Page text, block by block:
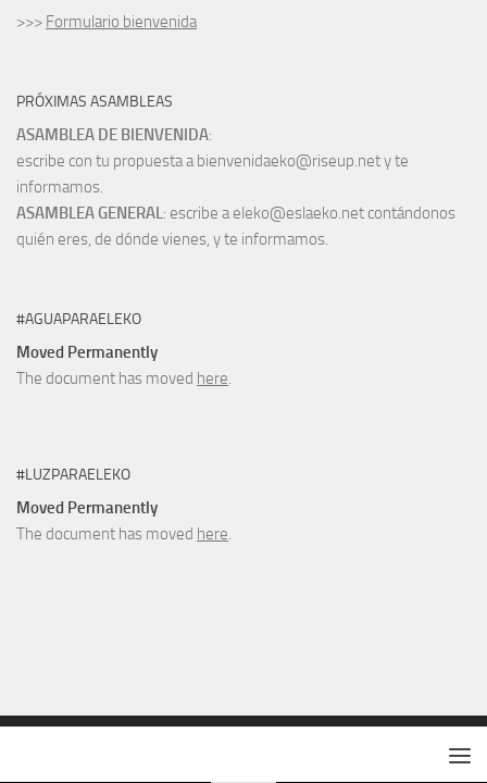
>>> Formulario bienvenida
PRÓXIMAS ASAMBLEAS
ASAMBLEA DE BIENVENIDA:
escribe con tu propuesta a bienvenidaeko@riseup.net y te
informamos.
ASAMBLEA GENERAL: escribe a eleko@eslaeko.net contándonos
quién eres, de dónde vienes, y te informamos.
#AGUAPARAELEKO
Moved Permanently
The document has moved here.
#LUZPARAELEKO
Moved Permanently
The document has moved here.